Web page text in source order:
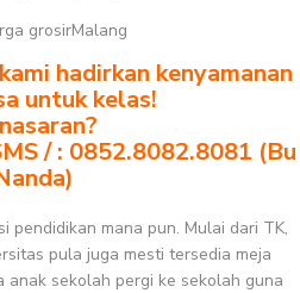
grosirMalang
hadirkan kenyamanan
untuk kelas!
/ : 0852.8082.8081 (Bu
pendidikan mana pun. Mulai dari TK,
pula juga mesti tersedia meja
anak sekolah pergi ke sekolah guna